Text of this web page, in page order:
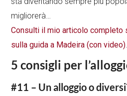
migliorerà…
Consulti il mio articolo completo
sulla guida a Madeira (con video).
5 consigli per
#11 – Un alloggio o